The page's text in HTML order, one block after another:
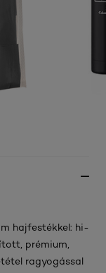
hajfestékkel: hi-
prémium,
ragyogással